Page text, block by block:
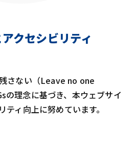
クセシビリティ
さない（Leave no one
の理念に基づき、本ウェブサイ
ティ向上に努めています。